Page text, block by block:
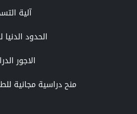
آلية
الحدود
الاجور
منح دراسية مجانية